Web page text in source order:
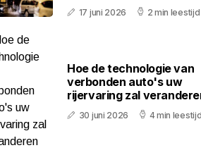
17 juni 2026 2 min leestijd
Hoe de technologie van
verbonden auto's uw
rijervaring zal
30 juni 2026 4 min leestijd